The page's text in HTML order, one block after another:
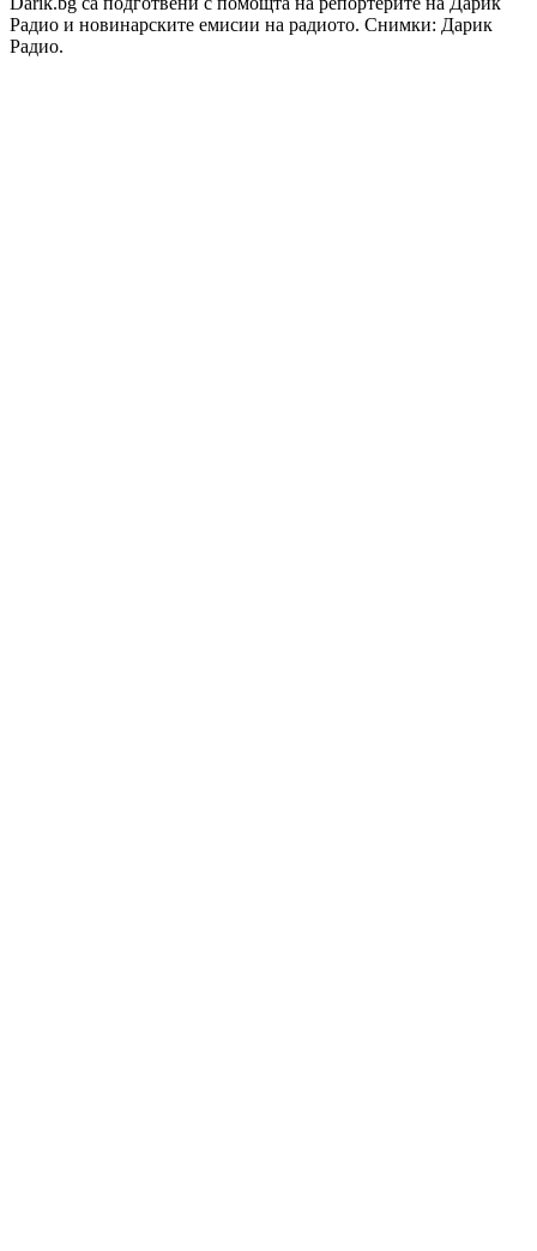
Радио и новинарските емисии на радиото. Снимки: Дарик
Радио.